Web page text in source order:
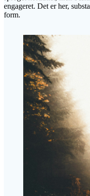
engageret. Det er her,
form.